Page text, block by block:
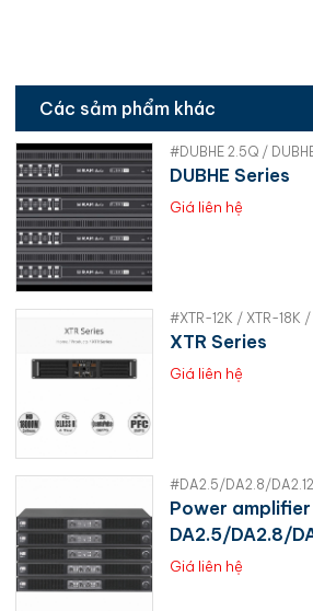
Các sảm phẩm khác
#DUBHE 2.5Q /
DUBHE Series
Giá liên hệ
#XTR-12K / XTR-18K /
XTR Series
Giá liên hệ
#DA2.5/DA2.8/
Power amplifier
DA2.5/DA2.8/
Giá liên hệ